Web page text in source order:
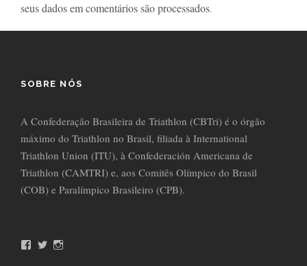
seus dados em comentários são processados.
SOBRE NÓS
A Confederação Brasileira de Triathlon (CBTri) é o órgão
máximo do Triathlon no Brasil, filiada à International
Triathlon Union (ITU), à Confederación Americana de
Triathlon (CAMTRI) e, aos Comitês Olímpico do Brasil
(COB) e Paralímpico Brasileiro (CPB).
T